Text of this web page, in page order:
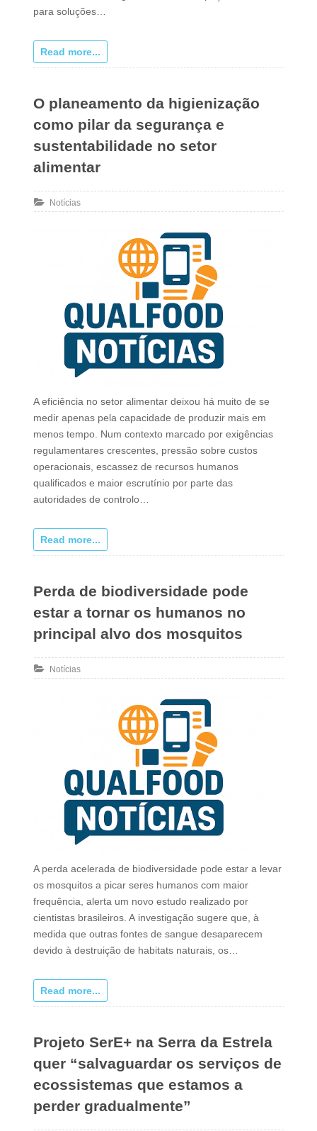
para soluções…
Read more...
O planeamento da higienização
como pilar da segurança e
sustentabilidade no setor
alimentar
Notícias
A eficiência no setor alimentar deixou há muito de se
medir apenas pela capacidade de produzir mais em
menos tempo. Num contexto marcado por exigências
regulamentares crescentes, pressão sobre custos
operacionais, escassez de recursos humanos
qualificados e maior escrutínio por parte das
autoridades de controlo…
Read more...
Perda de biodiversidade pode
estar a tornar os humanos no
principal alvo dos mosquitos
Notícias
A perda acelerada de biodiversidade pode estar a levar
os mosquitos a picar seres humanos com maior
frequência, alerta um novo estudo realizado por
cientistas brasileiros. A investigação sugere que, à
medida que outras fontes de sangue desaparecem
devido à destruição de habitats naturais, os…
Read more...
Projeto SerE+ na Serra da Estrela
quer “salvaguardar os serviços de
ecossistemas que estamos a
perder gradualmente”